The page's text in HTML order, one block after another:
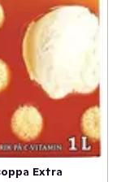
Extra